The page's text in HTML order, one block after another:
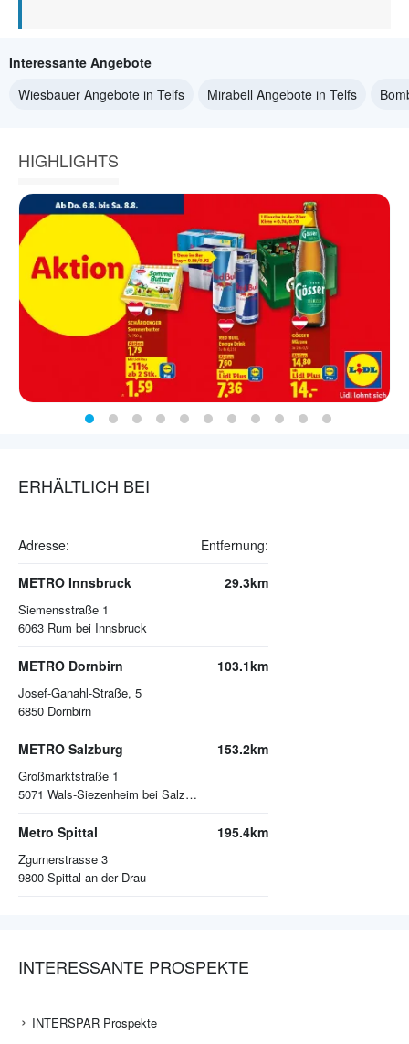
Interessante Angebote
Wiesbauer Angebote in Telfs
Mirabell Angebote in Telfs
HIGHLIGHTS
ERHÄLTLICH BEI
Adresse: Entfernung:
METRO Innsbruck
Siemensstraße 1
6063 Rum bei Innsbruck
29.3km
METRO Dornbirn
Josef-Ganahl-Straße, 5
6850 Dornbirn
103.1km
METRO Salzburg
Großmarktstraße 1
5071 Wals-Siezenheim bei Salzburg
153.2km
Metro Spittal
Zgurnerstrasse 3
9800 Spittal an der Drau
195.4km
INTERESSANTE PROSPEKTE
INTERSPAR Prospekte